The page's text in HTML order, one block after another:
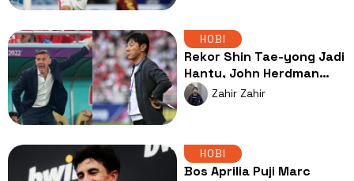
HOBI
Rekor Shin Tae-yong Jadi
Hantu, John Herdman
Dituntut Buktikan
Kualitas di ASEAN Cup
Zahir Zahir
HOBI
Bos Aprilia Puji Marc